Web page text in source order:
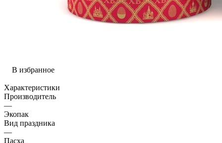
В избранное
Характеристики
Производитель
—
Экопак
Вид праздника
—
Пасха